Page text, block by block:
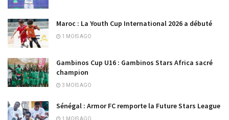
Maroc : La Youth Cup International 2026 a débuté
1 MOIS AGO
Gambinos Cup U16 : Gambinos Stars Africa sacré
champion
3 MOIS AGO
Sénégal : Armor FC remporte la Future Stars League
1 MOIS AGO